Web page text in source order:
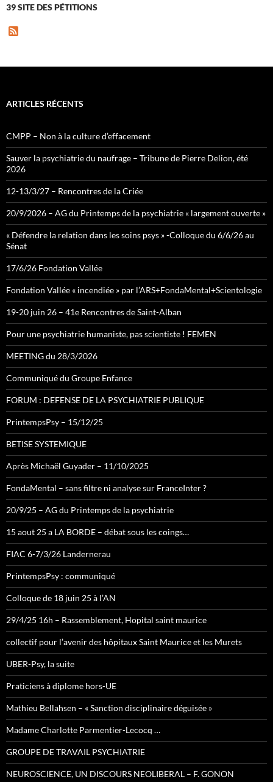
39 SITE DES PÉTITIONS
ARTICLES RÉCENTS
CMPP – Non à la culture d’effacement
Sauver la psychiatrie du naufrage – Tribune de Pierre Delion, été
2026
12-13/3/27 – Rencontres de la Criée
20/9/2026 – AG du Printemps de la psychiatrie « largement ouverte »
« Défendre la relation dans les soins psys » -Colloque du 6/6/26 au
Sénat
17/6/26 Fondation Vallée
Fondation Vallée « incendiée » par l’ARS+FondaMental+Scientologie
19-20 juin 26 – 41e Rencontres de Saint-Alban
Pour une psychiatrie humaniste, pas scientiste ! FEMEN
MEETING du 28/3/2026
Communiqué du Groupe Enfance
FORUM : DEFENSE DE LA PSYCHIATRIE PUBLIQUE
PrintempsPsy – 15/12/25
BETISE SYSTEMIQUE
Après Michaël Guyader – 11/10/2025
FondaMental – sans filtre ni analyse sur FranceInter ?
20/9/25 – AG du Printemps de la psychiatrie
15 aout 25 a LA BORDE – débat sous les coings…
FIAC 6-7/3/26 Landernerau
PrintempsPsy : communiqué
Colloque de 18 juin 25 à l’AN
29/4/25 16h – Rassemblement, Hopital saint maurice
collectif pour l’avenir des hôpitaux Saint Maurice et les Murets
UBER-Psy, la suite
Praticiens à diplome hors-UE
Mathieu Bellahsen – « Sanction disciplinaire déguisée »
Madame Charlotte Parmentier-Lecocq …
GROUPE DE TRAVAIL PSYCHIATRIE
NEUROSCIENCE, UN DISCOURS NEOLIBERAL – F. GONON